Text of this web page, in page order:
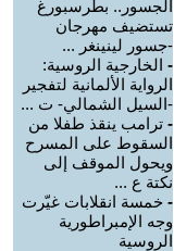
الجسور.. بطرسبورغ
تستضيف مهرجان
-جسور لينينغر ...
- الخارجية الروسية:
الرواية الألمانية لتفجير
-السيل الشمالي- ت ...
- ترامب ينقذ طفلا من
السقوط على المسرح
ويحول الموقف إلى
نكتة ع ...
- خمسة انقلابات غيّرت
وجه الإمبراطورية
الروسية